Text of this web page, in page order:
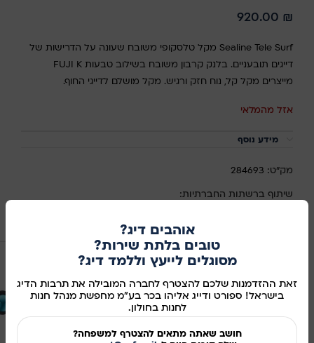
אוהבים דיג?
טובים בלתת שירות?
מסוגלים לייעץ וללמד דיג?
זאת ההזדמנות שלכם להצטרף לחברה המובילה את תרבות הדיג
בישראל! ספורט ודייג אליהו בכר בע"מ מחפשת מנהל חנות
לחנות בחולון.
חושב שאתה מתאים להצטרף למשפחה?
920.00 ₪
Sealine Tele Surf מקל טלסקופי משובח שעונה על הדרישות של
דייגים תובעניים. בלנק קרבון משובח בשילוב טבעות FUJI K
מייצרים מקל קל, נוח חזק ורגיש. מקל מושלם לדייגי החוף.
אזל מהמלאי
מידע נוסף
מק"ט: 284693
שיתוף ברשתות החברתיות:
אזל מהמלאי